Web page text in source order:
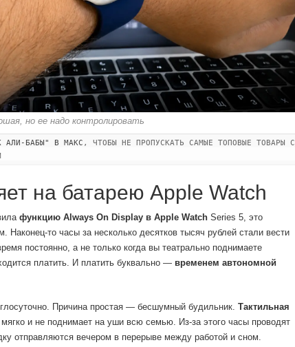
но ее надо контролировать
АЛИ-БАБЫ" В МАКС , ЧТОБЫ НЕ ПРОПУСКАТЬ САМЫЕ ТОПОВЫЕ ТОВАРЫ С
на батарею Apple Watch
функцию Always On Display в Apple WatchSeries 5, это
Наконец-то часы за несколько десятков тысяч рублей стали вести
постоянно, а не только когда вы театрально поднимаете
платить. И платить буквально — временем автономной
Причина простая — бесшумный будильник. Тактильная
и не поднимает на уши всю семью. Из-за этого часы проводят
отправляются вечером в перерыве между работой и сном.